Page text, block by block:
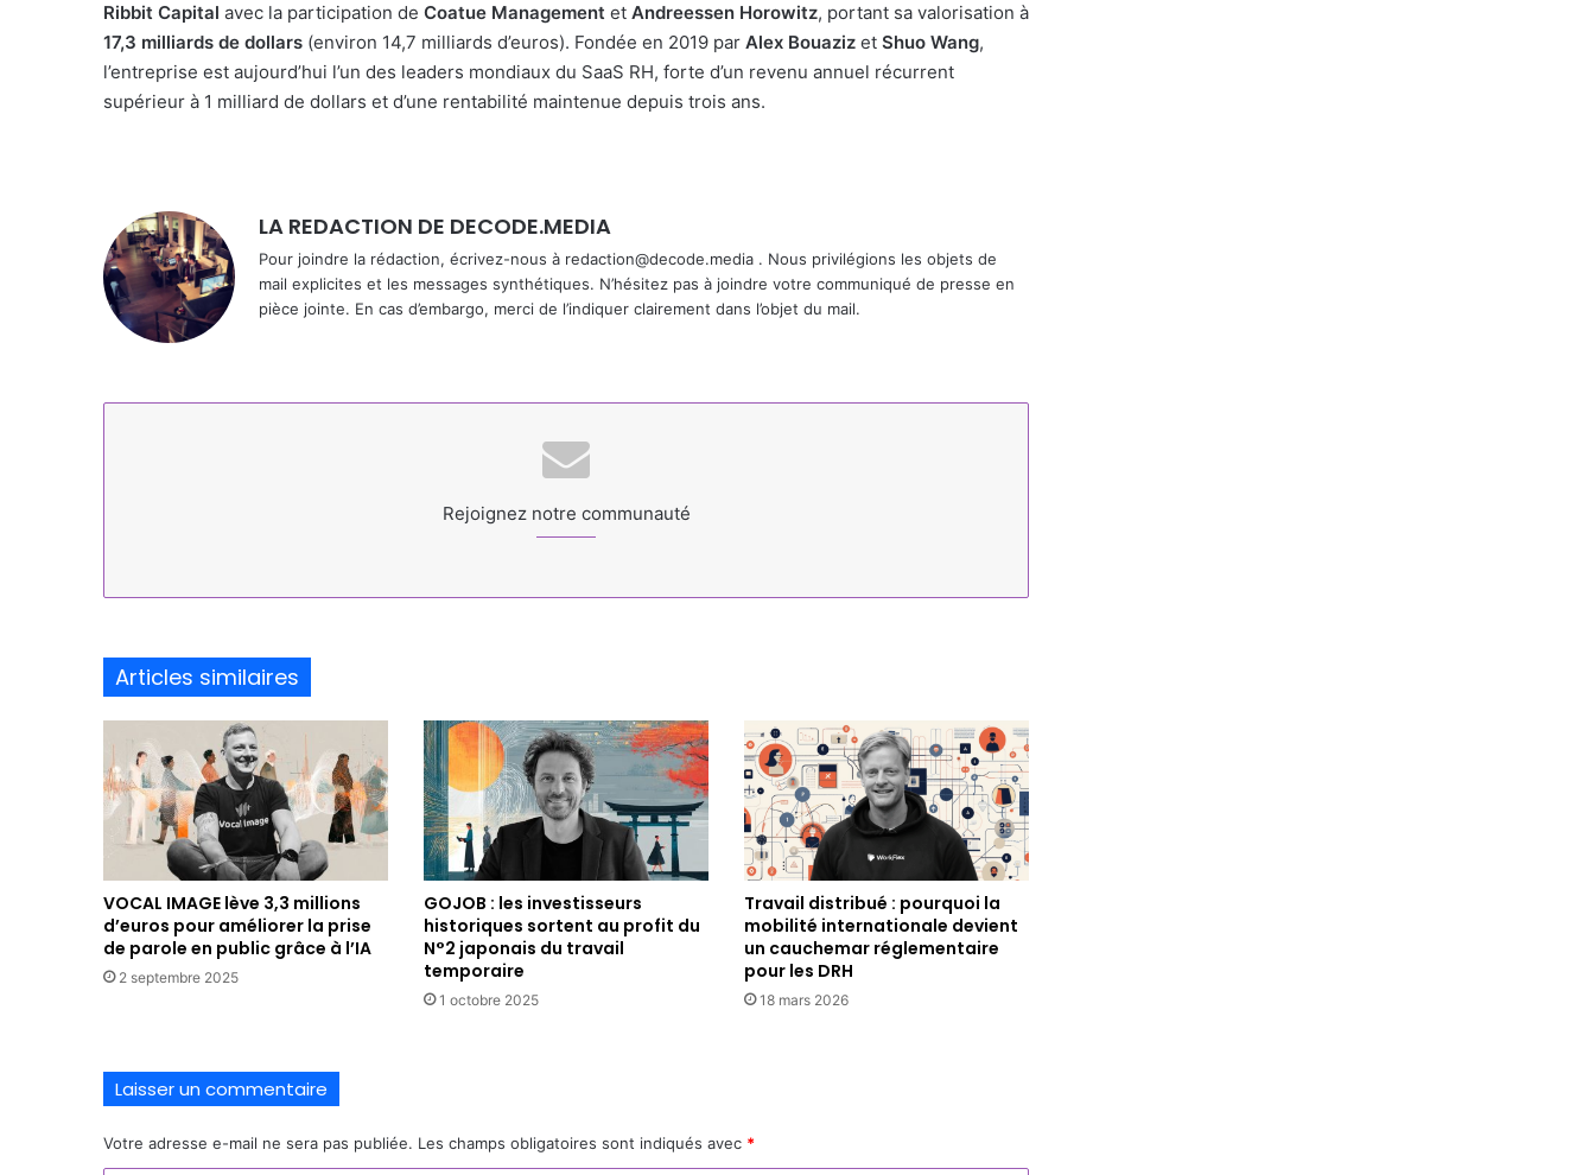
Ribbit Capital avec la participation de Coatue Management et Andreessen Horowitz, portant sa valorisation à
17,3 milliards de dollars (environ 14,7 milliards d’euros). Fondée en 2019 par Alex Bouaziz et Shuo Wang,
l’entreprise est aujourd’hui l’un des leaders mondiaux du SaaS RH, forte d’un revenu annuel récurrent
supérieur à 1 milliard de dollars et d’une rentabilité maintenue depuis trois ans.
LA REDACTION DE DECODE.MEDIA
Pour joindre la rédaction, écrivez-nous à redaction@decode.media . Nous privilégions les objets de
mail explicites et les messages synthétiques. N’hésitez pas à joindre votre communiqué de presse en
pièce jointe. En cas d’embargo, merci de l’indiquer clairement dans l’objet du mail.
Rejoignez notre communauté
Articles similaires
VOCAL IMAGE lève 3,3 millions
d’euros pour améliorer la prise
de parole en public grâce à l’IA
2 septembre 2025
GOJOB : les investisseurs
historiques sortent au profit du
N°2 japonais du travail
temporaire
1 octobre 2025
Travail distribué : pourquoi la
mobilité internationale devient
un cauchemar réglementaire
pour les DRH
18 mars 2026
Laisser un commentaire
Votre adresse e-mail ne sera pas publiée. Les champs obligatoires sont indiqués avec *